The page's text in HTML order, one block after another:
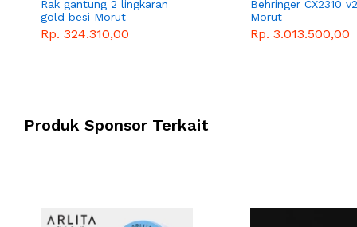
Rak gantung 2 lingkaran
gold besi Morut
Rp. 324.310,00
Behringer CX2310
Morut
Rp. 3.013.500,00
Produk Sponsor Terkait